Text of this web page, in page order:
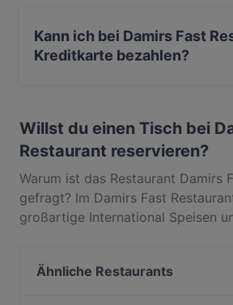
Erleben Sie internationale
reservieren Sie noch heute Ihren
Kann ich bei Damirs Fast
Kreditkarte bezahlen?
Willst du einen Tisch bei
Restaurant reservieren?
Warum ist das Restaurant Damirs
gefragt? Im Damirs Fast
großartige International Speisen
Damirs Fast Restaurant Gerichte
Ähnliche Restaurants